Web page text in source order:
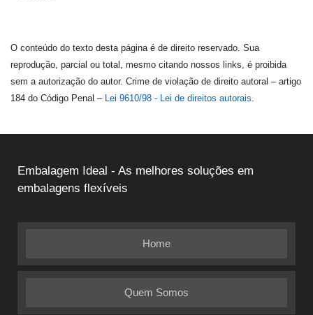
O conteúdo do texto desta página é de direito reservado. Sua
reprodução, parcial ou total, mesmo citando nossos links, é proibida
sem a autorização do autor. Crime de violação de direito autoral – artigo
184 do Código Penal – Lei 9610/98 - Lei de direitos autorais.
Embalagem Ideal - As melhores soluções em
embalagens flexíveis
Home
Quem Somos